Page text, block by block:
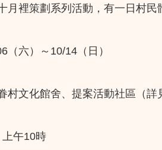
月裡策劃系列活動，有一日村
（六）～10/14（日）
村文化館舍、提案活動社區（詳
午10時